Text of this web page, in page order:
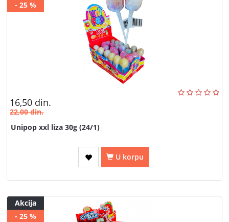
- 25 %
16,50 din.
22,00din.
Unipop xxl liza 30g (24/1)
U korpu
Akcija
- 25 %